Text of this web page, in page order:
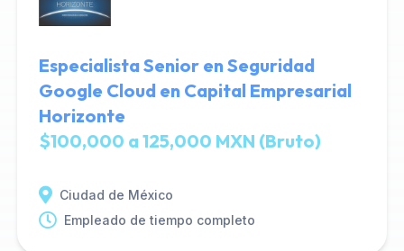
Especialista Senior en Seguridad
Google Cloud en Capital Empresarial
Horizonte
$100,000 a 125,000 MXN (Bruto)
Ciudad de México
Empleado de tiempo completo